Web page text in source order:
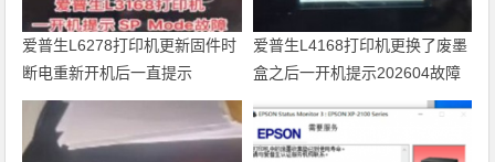
爱普生L6278打印机更新固件时
断电重新开机后一直提示
Recovery Mode故障
爱普生L4168打印机更换了废墨
盒之后一开机提示202604故障